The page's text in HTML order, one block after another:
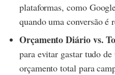
plataformas, como
quando uma conversão é
Orçamento Diário vs.
para evitar gastar tudo
orçamento total para